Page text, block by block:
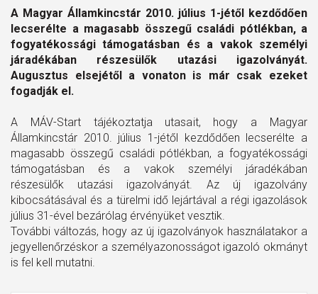
A Magyar Államkincstár 2010. július 1-jétől kezdődően
lecserélte a magasabb összegű családi pótlékban, a
fogyatékossági támogatásban és a vakok személyi
járadékában részesülők utazási igazolványát.
Augusztus elsejétől a vonaton is már csak ezeket
fogadják el.
A MÁV-Start tájékoztatja utasait, hogy a Magyar
Államkincstár 2010. július 1-jétől kezdődően lecserélte a
magasabb összegű családi pótlékban, a fogyatékossági
támogatásban és a vakok személyi járadékában
részesülők utazási igazolványát. Az új igazolvány
kibocsátásával és a türelmi idő lejártával a régi igazolások
július 31-ével bezárólag érvényüket vesztik.
További változás, hogy az új igazolványok használatakor a
jegyellenőrzéskor a személyazonosságot igazoló okmányt
is fel kell mutatni.